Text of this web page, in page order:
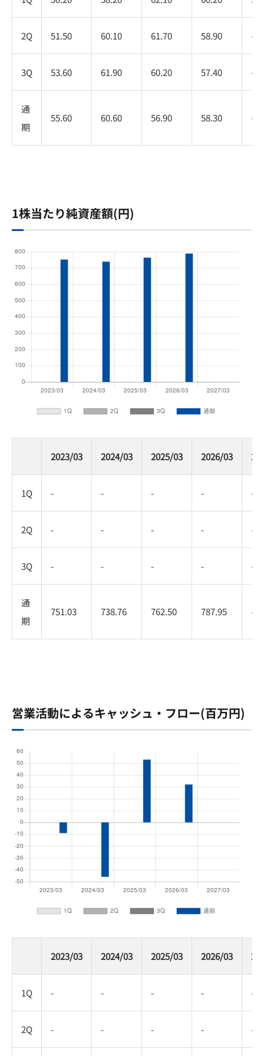
2Q 51.50 60.10 61.70 58.90 -
3Q 53.60 61.90 60.20 57.40 -
通
期
55.60 60.60 56.90 58.30 -
1株当たり純資産額(円)
2023/03 2024/03 2025/03 2026/03
1Q - - - - -
2Q - - - - -
3Q - - - - -
通
期
751.03 738.76 762.50 787.95 -
営業活動によるキャッシュ・フロー(百万円)
2023/03 2024/03 2025/03 2026/03
1Q - - - - -
2Q - - - - -